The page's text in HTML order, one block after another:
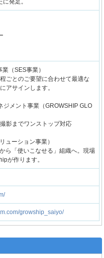
発足。
（SES事業）
ごとのご要望に合わせて最適な
アサインします。
ジメント事業（GROWSHIP GLO
影までワンストップ対応
ューション事業）
ら「使いこなせる」組織へ。現場
が作ります。
growship_saiyo/